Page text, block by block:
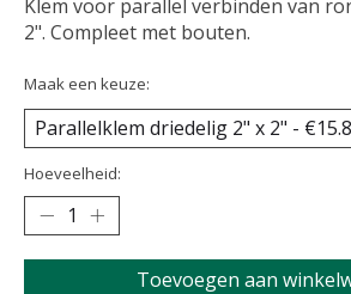
Klem voor parallel verbinden van
2". Compleet met bouten.
Maak een keuze:
Hoeveelheid:
Toevoegen aan